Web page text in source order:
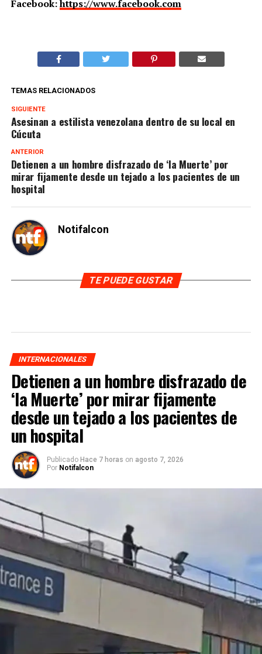
Facebook:https://www.facebook.com
TEMAS RELACIONADOS
SIGUIENTE
Asesinan a estilista venezolana dentro de su local en
Cúcuta
ANTERIOR
Detienen a un hombre disfrazado de ‘la Muerte’ por
mirar fijamente desde un tejado a los pacientes de un
hospital
Notifalcon
TE PUEDE GUSTAR
INTERNACIONALES
Detienen a un hombre disfrazado de
‘la Muerte’ por mirar fijamente
desde un tejado a los pacientes de
un hospital
Publicado Hace 7 horas on agosto 7, 2026
Por Notifalcon